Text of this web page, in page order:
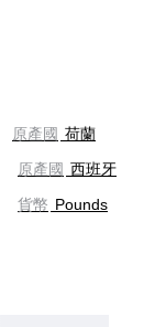
原產國 荷蘭
原產國 西班牙
貨幣 Pounds